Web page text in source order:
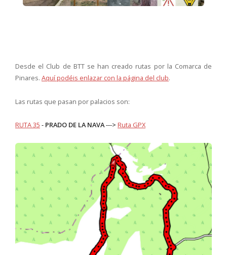
Desde el Club de BTT se han creado rutas por la Comarca de
Pinares. Aquí podéis enlazar con la página del club.
Las rutas que pasan por palacios son:
RUTA 35 - PRADO DE LA NAVA---> Ruta GPX